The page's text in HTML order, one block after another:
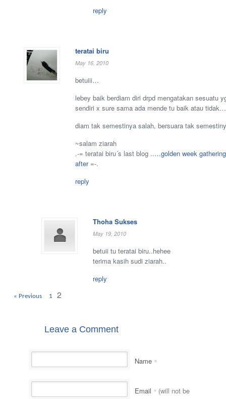
reply
teratai biru
May 16, 2010
betuiii…
lebey baik berdiam diri drpd mengatakan sesuatu
sendiri x sure sama ada mende tu baik atau tidak…
diam tak semestinya salah, bersuara tak
~salam ziarah
.-= teratai biru´s last blog ..…golden week
after=-.
reply
Thoha Sukses
May 19, 2010
betuii tu teratai biru..hehee
terima kasih sudi ziarah..
reply
« Previous 1 2
Leave a Comment
Name *
Email * (will not be